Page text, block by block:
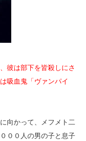
彼は部下を皆殺しにさ
吸血鬼「ヴァンパイ
向かって、メフメト二
００人の男の子と息子